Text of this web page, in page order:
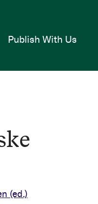
Publish With Us
(ed.)